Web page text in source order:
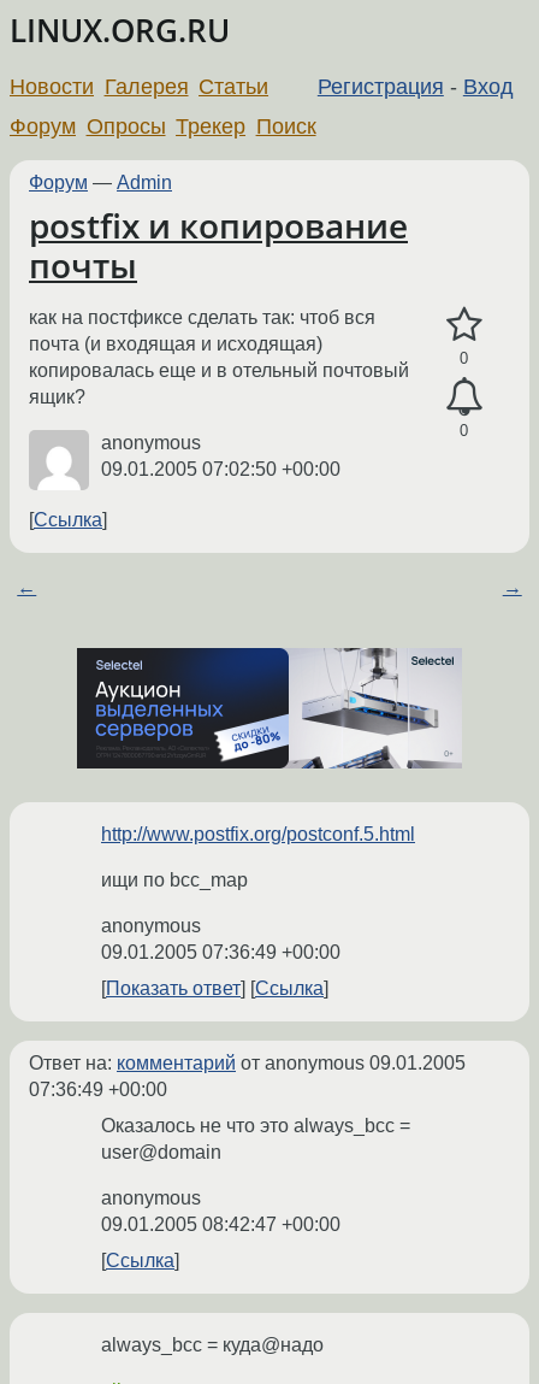
LINUX.ORG.RU
Регистрация - Вход
Новости Галерея Статьи
Форум Опросы Трекер Поиск
Форум — Admin
postfix и копирование
почты
0
0
как на постфиксе сделать так: чтоб вся
почта (и входящая и исходящая)
копировалась еще и в отельный почтовый
ящик?
anonymous
09.01.2005 07:02:50 +00:00
Ссылка
← →
http://www.postfix.org/postconf.5.html
ищи по bcc_map
anonymous
09.01.2005 07:36:49 +00:00
Показать ответ
Ссылка
Ответ на: комментарий от anonymous 09.01.2005
07:36:49 +00:00
Оказалось не что это always_bcc =
user@domain
anonymous
09.01.2005 08:42:47 +00:00
Ссылка
always_bcc = куда@надо